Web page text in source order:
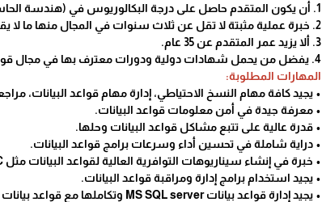
1. أن يكون المتقدم حاصل على درجة البكالوريوس في (هندسة الحاسوب) أو ما يعادلها من جامعة معترف بها.
2. خبرة عملية مثبتة لا تقل عن ثلاث سنوات في المجال منها ما لا يقل عن سنتين كمشرف لقواعد البيانات DBA
3. ألا يزيد عمر المتقدم عن 35 عام.
4. يفضل من يحمل شهادات دولية ودورات معترف بها في مجال قواعد البيانات Oracle.
المهارات المطلوبة:
• يجيد كافة مهام النسخ الاحتياطي، إدارة مهام قواعد البيانات،
• معرفة جيدة في أمن معلومات قواعد البيانات.
• قدرة عالية على تتبع مشاكل قواعد البيانات وحلها.
• دراية شاملة في تحسين أداء وسرعات برامج قواعد البيانات.
• خبرة في إنشاء سيناريوهات التوافرية العالية لقواعد البيانات مثل RAC، وDG لقواعد البيانات وعمل Clusters
• يجيد استخدام برامج إدارة ومراقبة قواعد البيانات.
• يجيد إدارة قواعد بيانات MS SQL server وتكاملها مع قواعد بيانات Oracle.